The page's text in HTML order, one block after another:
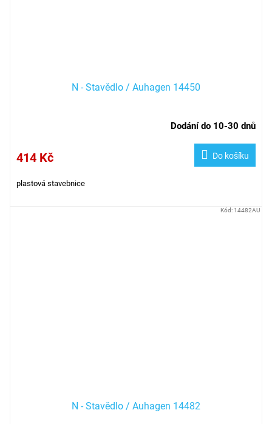
N - Stavědlo / Auhagen 14450
Dodání do 10-30 dnů
414 Kč Do košíku
plastová stavebnice
N - Stavědlo / Auhagen 14482
Kód: 14482AU